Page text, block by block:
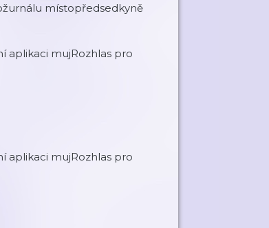
místopředsedkyně
aplikaci mujRozhlas pro
aplikaci mujRozhlas pro